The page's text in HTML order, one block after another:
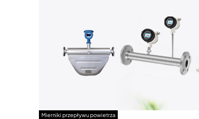
Mierniki przepływu powietrza